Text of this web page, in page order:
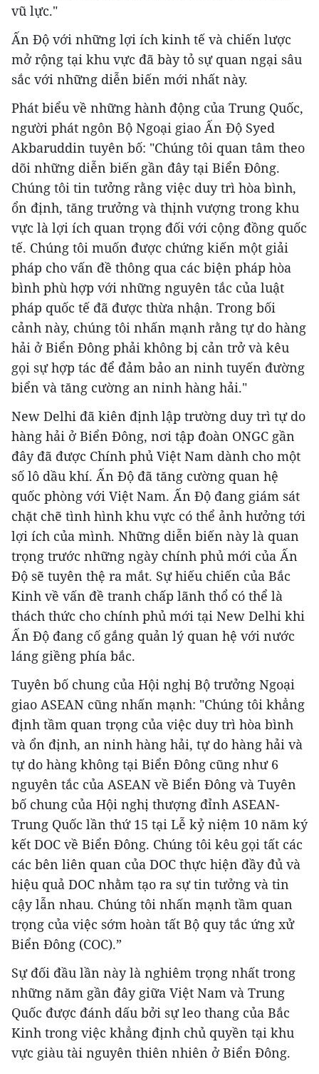
vũ lực."
Ấn Độ với những lợi ích kinh tế và chiến lược
mở rộng tại khu vực đã bày tỏ sự quan ngại sâu
sắc với những diễn biến mới nhất này.
Phát biểu về những hành động của Trung Quốc,
người phát ngôn Bộ Ngoại giao Ấn Độ Syed
Akbaruddin tuyên bố: "Chúng tôi quan tâm theo
dõi những diễn biến gần đây tại Biển Đông.
Chúng tôi tin tưởng rằng việc duy trì hòa bình,
ổn định, tăng trưởng và thịnh vượng trong khu
vực là lợi ích quan trọng đối với cộng đồng quốc
tế. Chúng tôi muốn được chứng kiến một giải
pháp cho vấn đề thông qua các biện pháp hòa
bình phù hợp với những nguyên tắc của luật
pháp quốc tế đã được thừa nhận. Trong bối
cảnh này, chúng tôi nhấn mạnh rằng tự do hàng
hải ở Biển Đông phải không bị cản trở và kêu
gọi sự hợp tác để đảm bảo an ninh tuyến đường
biển và tăng cường an ninh hàng hải."
New Delhi đã kiên định lập trường duy trì tự do
hàng hải ở Biển Đông, nơi tập đoàn ONGC gần
đây đã được Chính phủ Việt Nam dành cho một
số lô dầu khí. Ấn Độ đã tăng cường quan hệ
quốc phòng với Việt Nam. Ấn Độ đang giám sát
chặt chẽ tình hình khu vực có thể ảnh hưởng tới
lợi ích của mình. Những diễn biến này là quan
trọng trước những ngày chính phủ mới của Ấn
Độ sẽ tuyên thệ ra mắt. Sự hiếu chiến của Bắc
Kinh về vấn đề tranh chấp lãnh thổ có thể là
thách thức cho chính phủ mới tại New Delhi khi
Ấn Độ đang cố gắng quản lý quan hệ với nước
láng giềng phía bắc.
Tuyên bố chung của Hội nghị Bộ trưởng Ngoại
giao ASEAN cũng nhấn mạnh: "Chúng tôi khẳng
định tầm quan trọng của việc duy trì hòa bình
và ổn định, an ninh hàng hải, tự do hàng hải và
tự do hàng không tại Biển Đông cũng như 6
nguyên tắc của ASEAN về Biển Đông và Tuyên
bố chung của Hội nghị thượng đỉnh ASEAN-
Trung Quốc lần thứ 15 tại Lễ kỷ niệm 10 năm ký
kết DOC về Biển Đông. Chúng tôi kêu gọi tất các
các bên liên quan của DOC thực hiện đầy đủ và
hiệu quả DOC nhằm tạo ra sự tin tưởng và tin
cậy lẫn nhau. Chúng tôi nhấn mạnh tầm quan
trọng của việc sớm hoàn tất Bộ quy tắc ứng xử
Biển Đông (COC).”
Sự đối đầu lần này là nghiêm trọng nhất trong
những năm gần đây giữa Việt Nam và Trung
Quốc được đánh dấu bởi sự leo thang của Bắc
Kinh trong việc khẳng định chủ quyền tại khu
vực giàu tài nguyên thiên nhiên ở Biển Đông.